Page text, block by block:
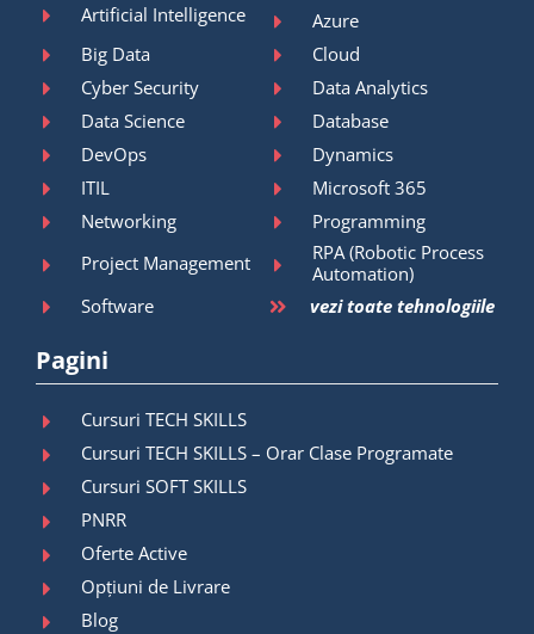
Artificial Intelligence
Azure
Big Data
Cloud
Cyber Security
Data Analytics
Data Science
Database
DevOps
Dynamics
ITIL
Microsoft 365
Networking
Programming
Project Management
RPA (Robotic Process
Automation)
Software
vezi toate tehnologiile
Pagini
Cursuri TECH SKILLS
Cursuri TECH SKILLS – Orar Clase Programate
Cursuri SOFT SKILLS
PNRR
Oferte Active
Opțiuni de Livrare
Blog